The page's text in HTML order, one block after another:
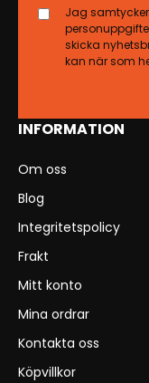
INFORMATION
Om oss
Blog
Integritetspolicy
Frakt
Mitt konto
Mina ordrar
Kontakta oss
Köpvillkor
Jag
skicka
kan när som